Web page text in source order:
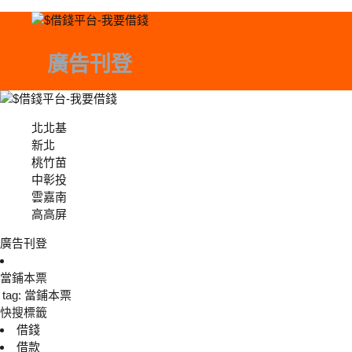
廣告刊登
北北基
新北
桃竹苗
中彰投
雲嘉南
高高屏
廣告刊登
當鋪本票
tag: 當鋪本票
快搜標籤
借錢
借款